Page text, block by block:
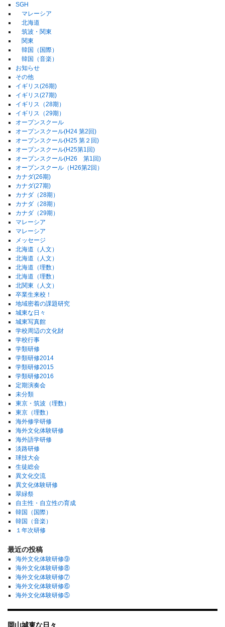
SGH
マレーシア
北海道
筑波・関東
関東
韓国（国際）
韓国（音楽）
お知らせ
その他
イギリス(26期)
イギリス(27期)
イギリス（28期）
イギリス（29期）
オープンスクール
オープンスクール(H24 第2回)
オープンスクール(H25 第２回)
オープンスクール(H25第1回)
オープンスクール(H26 第1回)
オープンスクール（H26第2回）
カナダ(26期)
カナダ(27期)
カナダ（28期）
カナダ（28期）
カナダ（29期）
マレーシア
マレーシア
メッセージ
北海道（人文）
北海道（人文）
北海道（理数）
北海道（理数）
北関東（人文）
卒業生来校！
地域密着の課題研究
城東な日々
城東写真館
学校周辺の文化財
学校行事
学類研修
学類研修2014
学類研修2015
学類研修2016
定期演奏会
未分類
東京・筑波（理数）
東京（理数）
海外修学研修
海外文化体験研修
海外語学研修
淡路研修
球技大会
生徒総会
異文化交流
異文化体験研修
翠緑祭
自主性・自立性の育成
韓国（国際）
韓国（音楽）
１年次研修
最近の投稿
海外文化体験研修⑨
海外文化体験研修⑧
海外文化体験研修⑦
海外文化体験研修⑥
海外文化体験研修⑤
岡山城東な日々